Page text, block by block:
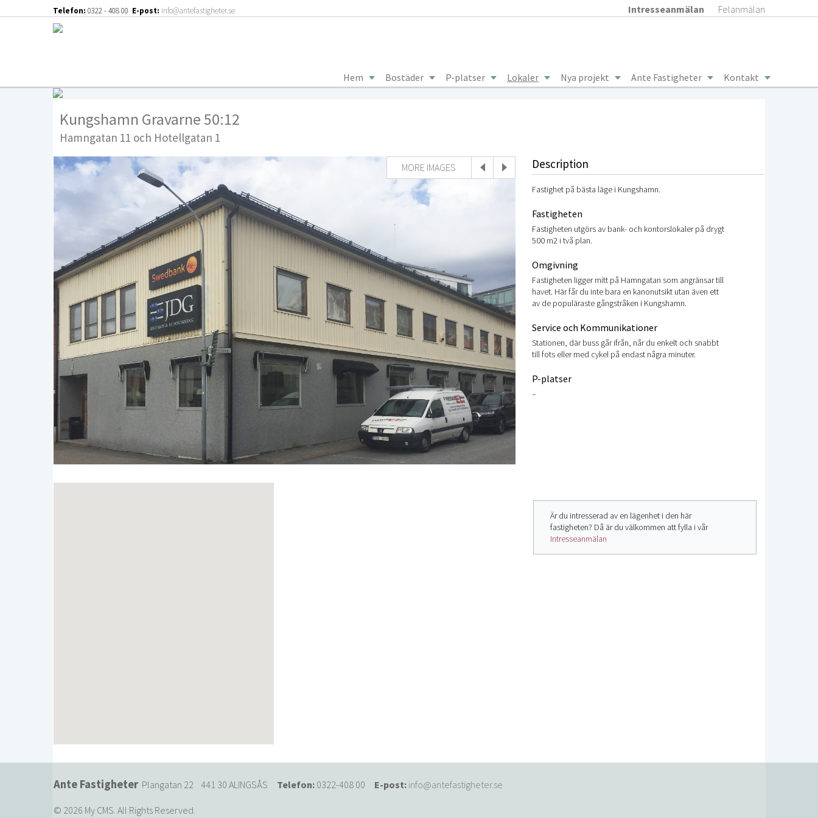
Telefon: 0322 - 408 00 E-post: info@antefastigheter.se Intresseanmälan Felanmälan
Hem Bostäder P-platser Lokaler Nya projekt Ante Fastigheter Kontakt
Kungshamn Gravarne 50:12
Hamngatan 11 och Hotellgatan 1
MORE IMAGES Description
Fastighet på bästa läge i Kungshamn.
Fastigheten
Fastigheten utgörs av bank- och kontorslokaler på drygt
500 m2 i två plan.
Omgivning
Fastigheten ligger mitt på Hamngatan som angränsar till
havet. Här får du inte bara en kanonutsikt utan även ett
av de populäraste gångstråken i Kungshamn.
Service och Kommunikationer
Stationen, där buss går ifrån, når du enkelt och snabbt
till fots eller med cykel på endast några minuter.
P-platser
–
Är du intresserad av en lägenhet i den här
fastigheten? Då är du välkommen att fylla i vår
Intresseanmälan
Ante Fastigheter Plangatan 22 441 30 ALINGSÅS Telefon: 0322-408 00 E-post: info@antefastigheter.se
© 2026 My CMS. All Rights Reserved.